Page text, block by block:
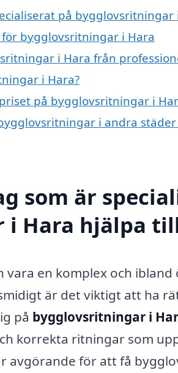
på bygglovsritningar
bygglovsritningar i Hara
i Hara från
i Hara?
på bygglovsritningar i
i andra
som är
Hara hjälpa
en komplex och
är det viktigt att ha
på bygglovsritningar i
korrekta ritningar som
avgörande för att få